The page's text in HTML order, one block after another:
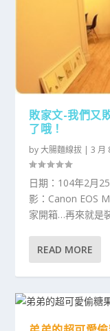
敗家文-我們又
了哦！
by大腸麵線拔 |3 月
日期：104年2月
影：Canon EOS
家開箱…再來就是
READ MORE